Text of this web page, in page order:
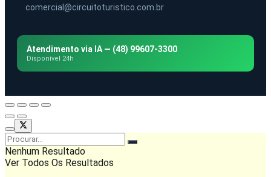
comercial@circuitoturistico.com.br
Atendimento via IA — (48) 99607-3300
Disponível 24h
Nenhum Resultado
Ver Todos Os Resultados